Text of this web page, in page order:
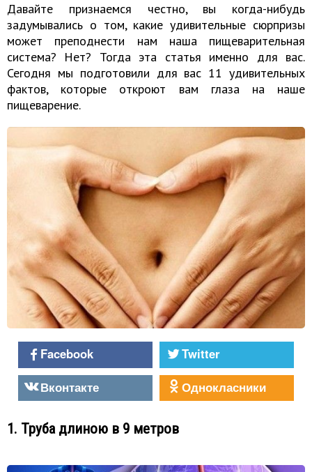
Давайте признаемся честно, вы когда-нибудь
задумывались о том, какие удивительные сюрпризы
может преподнести нам наша пищеварительная
система? Нет? Тогда эта статья именно для вас.
Сегодня мы подготовили для вас 11 удивительных
фактов, которые откроют вам глаза на наше
пищеварение.
Facebook
Twitter
Вконтакте
Однокласники
1. Труба длиною в 9 метров